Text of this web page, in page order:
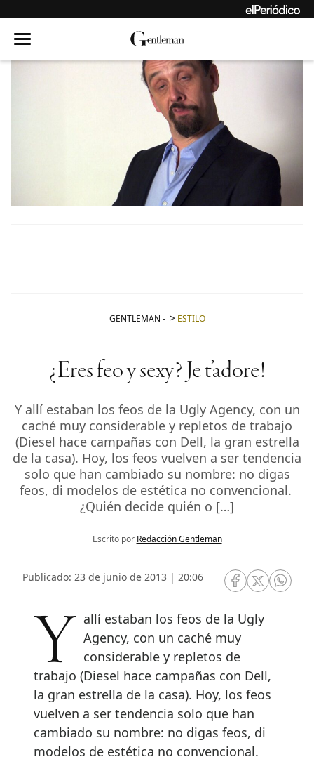
GENTLEMAN - ESTILO
¿Eres feo y sexy? Je t’adore!
Y allí estaban los feos de la Ugly Agency, con un
caché muy considerable y repletos de trabajo
(Diesel hace campañas con Dell, la gran estrella
de la casa). Hoy, los feos vuelven a ser tendencia
solo que han cambiado su nombre: no digas
feos, di modelos de estética no convencional.
¿Quién decide quién o […]
Escrito por Redacción Gentleman
Publicado: 23 de junio de 2013 | 20:06
RRSS Facebook
RRSSRRSS
Y allí estaban los feos de la Ugly
Agency, con un caché muy
considerable y repletos de
trabajo (Diesel hace campañas con Dell,
la gran estrella de la casa). Hoy, los feos
vuelven a ser tendencia solo que han
cambiado su nombre: no digas feos, di
modelos de estética no convencional.